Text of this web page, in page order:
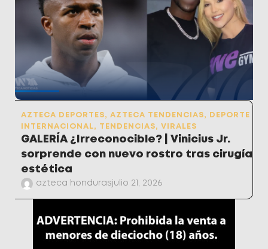
AZTECA DEPORTES, AZTECA TENDENCIAS,
DEPORTE
INTERNACIONAL, TENDENCIAS, VIRALES
GALERÍA ¿Irreconocible? | Vinicius Jr.
sorprende con nuevo rostro tras cirugía
estética
azteca honduras julio 21, 2026